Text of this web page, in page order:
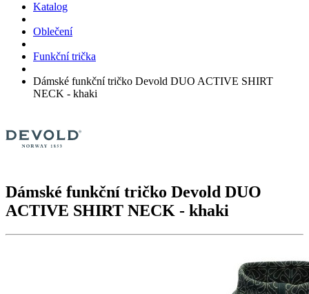
Katalog
Oblečení
Funkční trička
Dámské funkční tričko Devold DUO ACTIVE SHIRT
NECK - khaki
Dámské funkční tričko Devold DUO
ACTIVE SHIRT NECK - khaki